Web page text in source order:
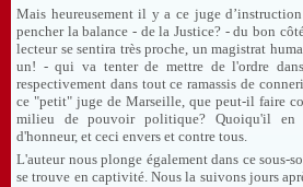
Mais heureusement il y a ce juge
pencher la balance - de la Justice? - du bon
lecteur se sentira très proche, un magistrat
un! - qui va tenter de mettre de l'ordre
respectivement dans tout ce ramassis de
ce "petit" juge de Marseille, que peut-il faire
milieu de pouvoir politique? Quoiqu'il en
d'honneur, et ceci envers et contre tous.
L'auteur nous plonge également dans ce sous-
se trouve en captivité. Nous la suivons jours